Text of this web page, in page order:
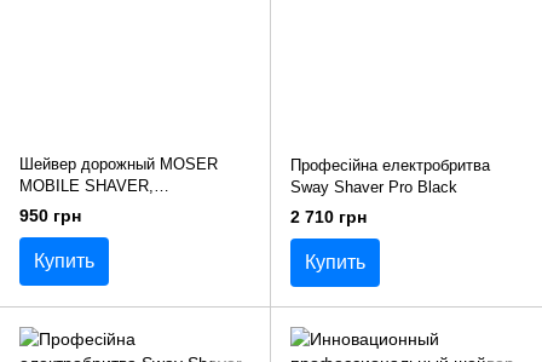
Шейвер дорожный MOSER
MOBILE SHAVER,
аккумуляторный
950 грн
Купить
Професійна електробритва
Sway Shaver Pro Black
2 710 грн
Купить